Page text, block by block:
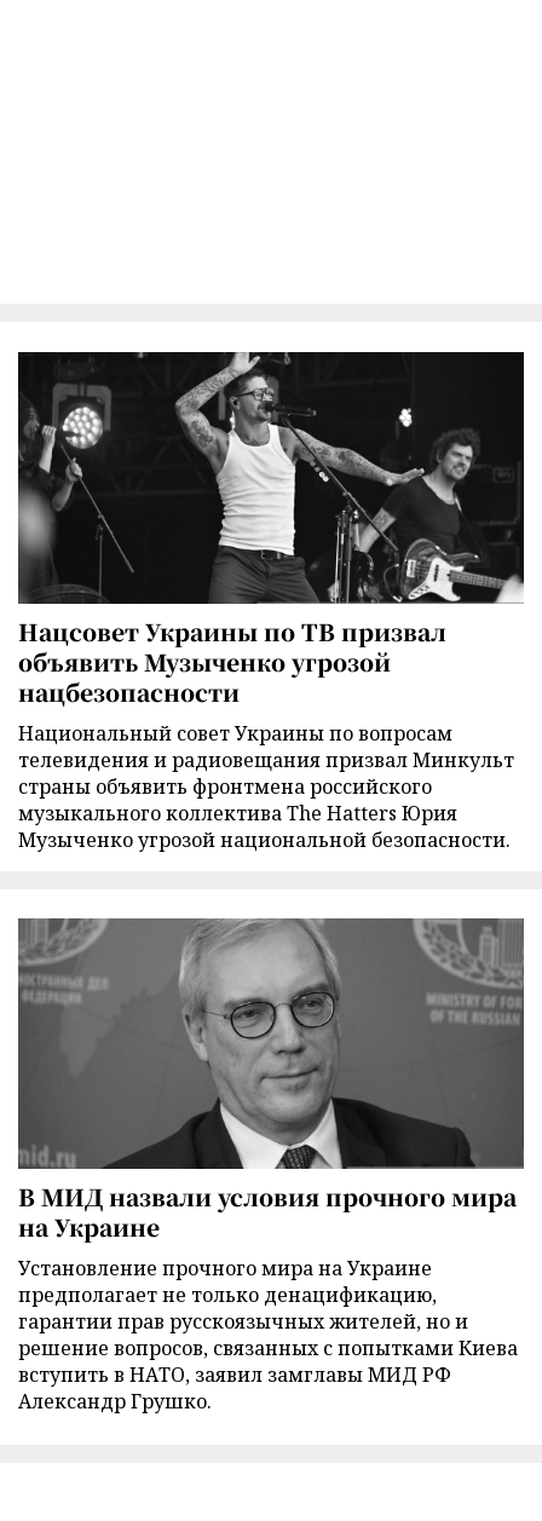
Нацсовет Украины по ТВ призвал
объявить Музыченко угрозой
нацбезопасности
Национальный совет Украины по вопросам
телевидения и радиовещания призвал Минкульт
страны объявить фронтмена российского
музыкального коллектива The Hatters Юрия
Музыченко угрозой национальной безопасности.
В МИД назвали условия прочного мира
на Украине
Установление прочного мира на Украине
предполагает не только денацификацию,
гарантии прав русскоязычных жителей, но и
решение вопросов, связанных с попытками Киева
вступить в НАТО, заявил замглавы МИД РФ
Александр Грушко.